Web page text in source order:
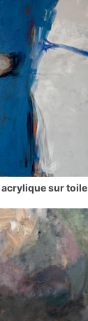
sur toile